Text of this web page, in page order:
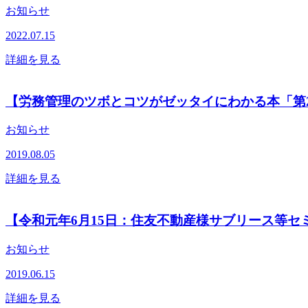
お知らせ
2022.07.15
詳細を見る
【労務管理のツボとコツがゼッタイにわかる本「第
お知らせ
2019.08.05
詳細を見る
【令和元年6月15日：住友不動産様サブリース等セ
お知らせ
2019.06.15
詳細を見る